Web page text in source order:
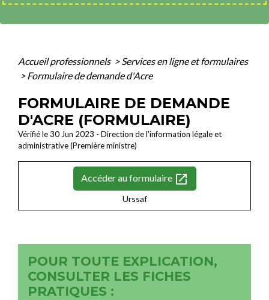
Accueil professionnels > Services en ligne et formulaires
> Formulaire de demande d'Acre
FORMULAIRE DE DEMANDE
D'ACRE (FORMULAIRE)
Vérifié le 30 Jun 2023 - Direction de l'information légale et
administrative (Première ministre)
Accéder au formulaire open_in_new
Urssaf
POUR TOUTE EXPLICATION,
CONSULTER LES FICHES
PRATIQUES :